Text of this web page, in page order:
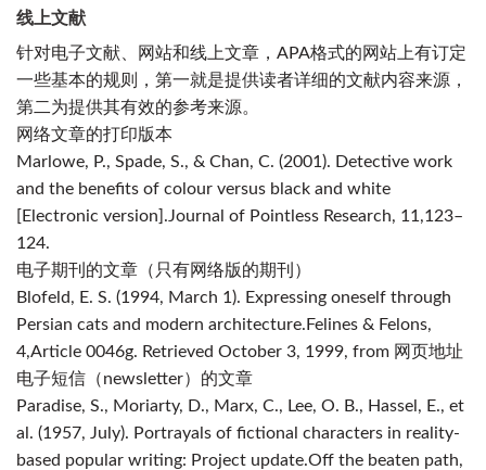
线上文献
针对电子文献、网站和线上文章，APA格式的网站上有订定
一些基本的规则，第一就是提供读者详细的文献内容来源，
第二为提供其有效的参考来源。
网络文章的打印版本
Marlowe, P., Spade, S., & Chan, C. (2001). Detective work
and the benefits of colour versus black and white
[Electronic version].Journal of Pointless Research, 11,123–
124.
电子期刊 的文章（只有网络版的期刊）
Blofeld, E. S. (1994, March 1). Expressing oneself through
Persian cats and modern architecture. Felines & Felons,
4,Article 0046g. Retrieved October 3, 1999, from 网页地址
电子短信（newsletter）的文章
Paradise, S., Moriarty, D., Marx, C., Lee, O. B., Hassel, E., et
al. (1957, July). Portrayals of fictional characters in reality-
based popular writing: Project update.Off the beaten path,